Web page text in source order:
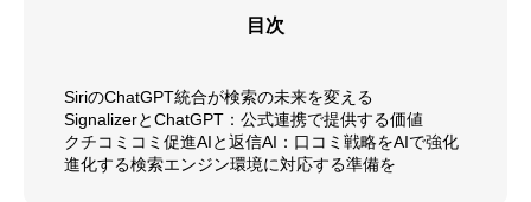
目次
SiriのChatGPT統合が検索の未来を変える
SignalizerとChatGPT：公式連携で提供する価値
クチコミコミ促進AIと返信AI：口コミ戦略をAIで強化
進化する検索エンジン環境に対応する準備を